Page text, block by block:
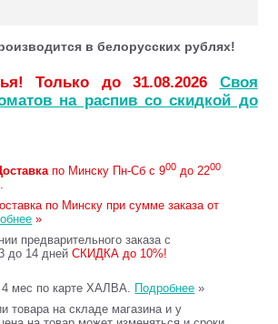
в белорусских рублях!
Только до 31.08.2026 Своя
на распив со скидкой до
по Минску Пн-Сб с 900 до 2200
по Минску при сумме заказа от
»
предварительного заказа с
до 14 днейСКИДКА до 10%!
4 мес по карте ХАЛВА. Подробнее »
товара на складе магазина и у